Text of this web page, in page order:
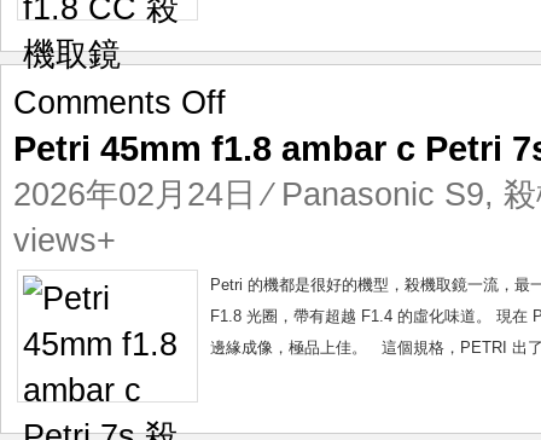
Comments Offon
45mm
ambar
7s
取
Petri 45mm f1.8 ambar c Petri
2026年02月24日 ⁄ Panasonic S9,
views+
Petri 的機都是很好的機型，殺機取鏡一流，
F1.8 光圈，帶有超越 F1.4 的虛化味道。 現在
邊緣成像，極品上佳。 這個規格，PETRI 出